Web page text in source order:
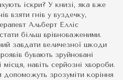
іскри? У книзі, яка вже
взяти гнів у вуздечку,
Альберт Елліс
більш врівноваженими.
завдати величезної шкоди
бувають зруйновані
навіть серйозні хвороби.
допоможуть зрозуміти коріння